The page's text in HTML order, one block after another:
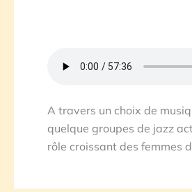
A travers un choix de
quelque groupes de jazz
rôle croissant des femmes